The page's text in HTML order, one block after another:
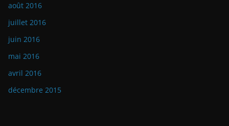
août 2016
juillet 2016
juin 2016
mai 2016
avril 2016
décembre 2015